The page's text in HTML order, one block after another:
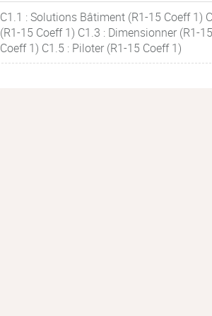
C1.1 : Solutions Bâtiment (R1-15 Coeff 1)
(R1-15 Coeff 1) C1.3 : Dimensionner (R1-
Coeff 1) C1.5 : Piloter (R1-15 Coeff 1)